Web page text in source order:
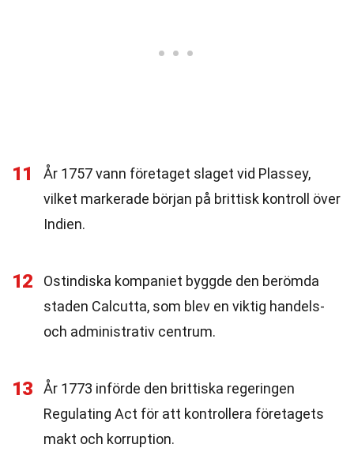
11
År 1757 vann företaget slaget vid Plassey,
vilket markerade början på brittisk kontroll över
Indien.
12
Ostindiska kompaniet byggde den berömda
staden Calcutta, som blev en viktig handels-
och administrativ centrum.
13
År 1773 införde den brittiska regeringen
Regulating Act för att kontrollera företagets
makt och korruption.